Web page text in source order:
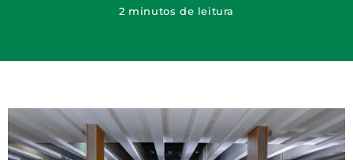
2 minutos de leitura